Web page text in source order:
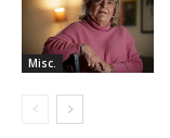
Misc.